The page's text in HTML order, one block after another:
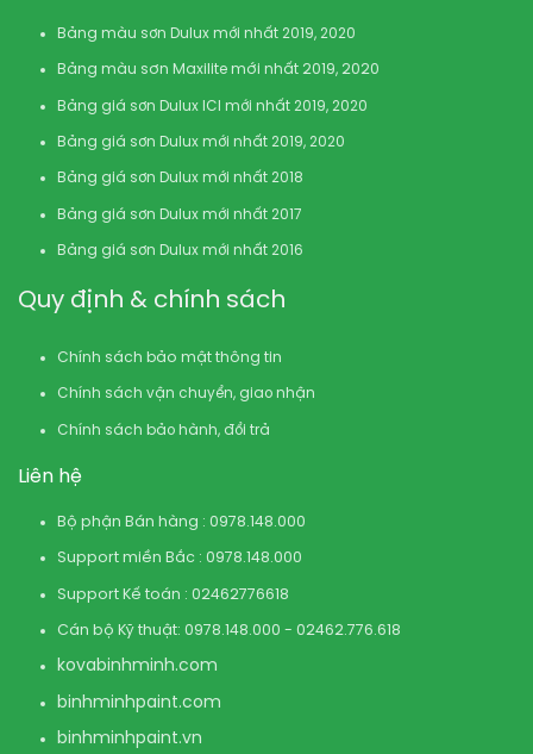
Bảng màu sơn Dulux mới nhất 2019, 2020
Bảng màu sơn Maxilite mới nhất 2019, 2020
Bảng giá sơn Dulux ICI mới nhất 2019, 2020
Bảng giá sơn Dulux mới nhất 2019, 2020
Bảng giá sơn Dulux mới nhất 2018
Bảng giá sơn Dulux mới nhất 2017
Bảng giá sơn Dulux mới nhất 2016
Quy định & chính sách
Chính sách bảo mật thông tin
Chính sách vận chuyển, giao nhận
Chính sách bảo hành, đổi trả
Liên hệ
Bộ phận Bán hàng : 0978.148.000
Support miền Bắc : 0978.148.000
Support Kế toán : 02462776618
Cán bộ Kỹ thuật: 0978.148.000 - 02462.776.618
kovabinhminh.com
binhminhpaint.com
binhminhpaint.vn